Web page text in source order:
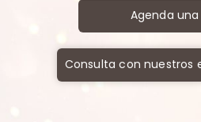
Agenda
Consulta con nuestros